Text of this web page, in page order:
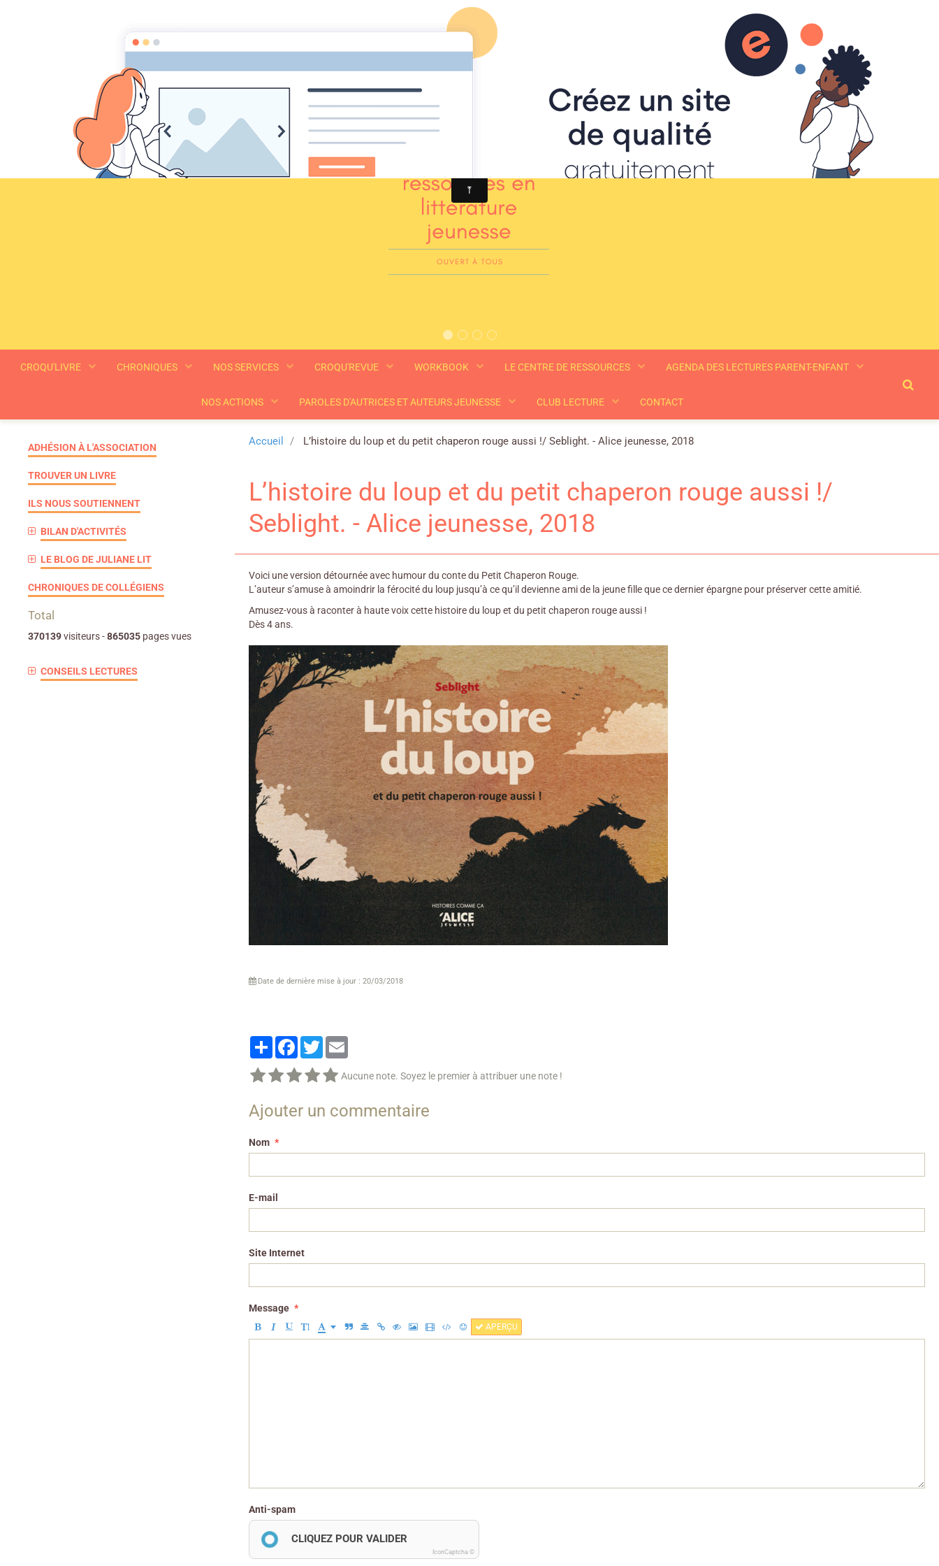
Croqu'livre
CROQU'LIVRE CHRONIQUES NOS SERVICES CROQU'REVUE WORKBOOK LE CENTRE DE RESSOURCES AGENDA DES LECTURES PARENT-ENFANT
NOS ACTIONS PAROLES D'AUTRICES ET AUTEURS JEUNESSE CLUB LECTURE CONTACT
Accueil L’histoire du loup et du petit chaperon rouge aussi !/ Seblight. - Alice jeunesse, 2018
L’histoire du loup et du petit chaperon rouge aussi !/
Seblight. - Alice jeunesse, 2018
Voici une version détournée avec humour du conte du Petit Chaperon Rouge.
L’auteur s’amuse à amoindrir la férocité du loup jusqu’à ce qu’il devienne ami de la jeune fille que ce dernier épargne pour préserver cette amitié.
Amusez-vous à raconter à haute voix cette histoire du loup et du petit chaperon rouge aussi !
Dès 4 ans.
Date de dernière mise à jour : 20/03/2018
PartagerFacebook
Twitter
Aucune note. Soyez le premier à attribuer une note !
Ajouter un commentaire
Nom
E-mail
Site Internet
Message
APERÇU
Anti-spam
CLIQUEZ POUR VALIDER
IconCaptcha ©
ADHÉSION À L'ASSOCIATION
TROUVER UN LIVRE
ILS NOUS SOUTIENNENT
BILAN D'ACTIVITÉS
LE BLOG DE JULIANE LIT
CHRONIQUES DE COLLÉGIENS
Total
370139visiteurs -865035 pages vues
CONSEILS LECTURES